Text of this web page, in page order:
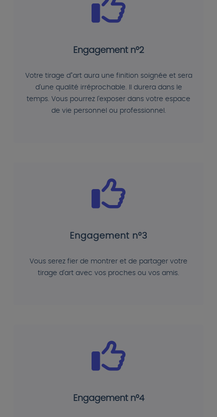
Engagement n°2
Votre tirage d"art aura une finition soignée et sera
d'une qualité irréprochable. Il durera dans le
temps. Vous pourrez l'exposer dans votre espace
de vie personnel ou professionnel.
Engagement n°3
Vous serez fier de montrer et de partager votre
tirage d'art avec vos proches ou vos amis.
Engagement n°4